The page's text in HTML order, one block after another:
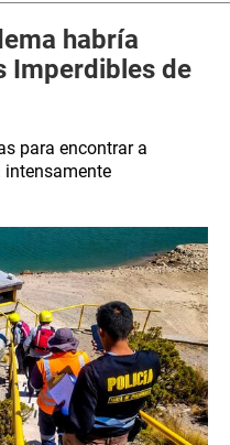
habría
Imperdibles de
para encontrar a
intensamente